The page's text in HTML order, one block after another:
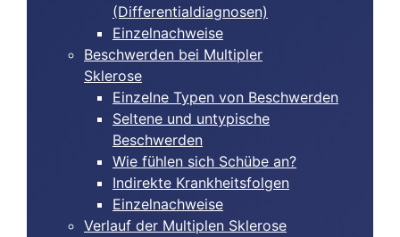
(Differentialdiagnosen)
Einzelnachweise
Beschwerden bei Multipler
Sklerose
Einzelne Typen von Beschwerden
Seltene und untypische
Beschwerden
Wie fühlen sich Schübe an?
Indirekte Krankheitsfolgen
Einzelnachweise
Verlauf der Multiplen Sklerose